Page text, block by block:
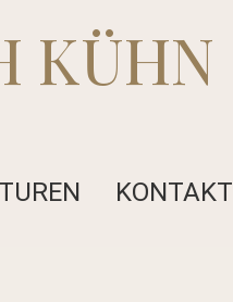
KÜHN
KONTAKT